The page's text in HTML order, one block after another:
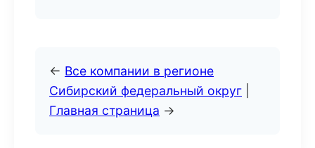
← Все компании в регионе
Сибирский федеральный округ
Главная страница →